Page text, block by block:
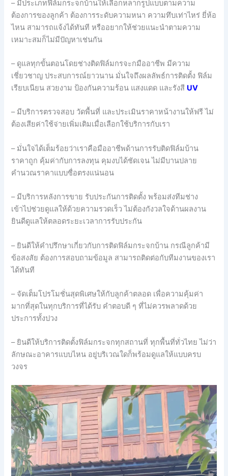
– มีประเภทฟิล์มกระจกบ้านให้เลือกหลากรูปแบบตามความ
ต้องการของลูกค้า ต้องการระดับความหนา ความทึบเท่าไหร่ ยี่ห้อ
ไหน สามารถแจ้งได้ทันที หรืออยากให้ช่วยแนะนำตามความ
เหมาะสมก็ไม่มีปัญหาเช่นกัน
– ดูแลทุกขั้นตอนโดยช่างติดฟิล์มกรจะกมืออาชีพ มีความ
เชี่ยวชาญ ประสบการณ์ยาวนาน มั่นใจถึงผลลัพธ์การติดตั้ง ฟิล์ม
เรียบเนียน สวยงาม ป้องกันความร้อน แสงแดด และรังสี UV
– มีบริการตรวจสอบ วัดพื้นที่ และประเมินราคาหน้างานให้ฟรี ไม่
ต้องเสียค่าใช้จ่ายเพิ่มเติมเมื่อเลือกใช้บริการกับเรา
– มั่นใจได้เต็มร้อยว่าเราคือมืออาชีพด้านการรับติดฟิล์มบ้าน
ราคาถูก คุ้มค่ากับการลงทุน คุมงบได้ชัดเจน ไม่มีบานปลาย
คำนวณราคาแบบซื่อตรงแน่นอน
– มีบริการหลังการขาย รับประกันการติดตั้ง พร้อมส่งทีมช่าง
เข้าไปช่วยดูแลให้ด้วยความรวดเร็ว ไม่ต้องกังวลใจด้านผลงาน
ยินดีดูแลให้ตลอดระยะเวลาการรับประกัน
– ยินดีให้คำปรึกษาเกี่ยวกับการติดฟิล์มกระจกบ้าน กรณีลูกค้ามี
ข้อสงสัย ต้องการสอบถามข้อมูล สามารถติดต่อกับทีมงานของเรา
ได้ทันที
– จัดเต็มโปรโมชั่นสุดพิเศษให้กับลูกค้าตลอด เพื่อความคุ้มค่า
มากที่สุดในทุกบริการที่ได้รับ คำตอบดี ๆ ที่ไม่ควรพลาดด้วย
ประการทั้งปวง
– ยินดีให้บริการติดตั้งฟิล์มกระจกทุกสถานที่ ทุกพื้นที่ทั่วไทย ไม่ว่า
ลักษณะอาคารแบบไหน อยู่บริเวณใดก็พร้อมดูแลให้แบบครบ
วงจร